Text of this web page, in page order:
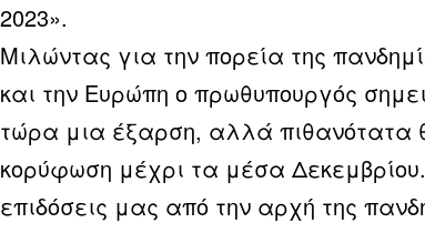
2023».
Μιλώντας για την πορεία της
και την Ευρώπη ο πρωθυπουργός
τώρα μια έξαρση, αλλά πιθανότατα
κορύφωση μέχρι τα μέσα Δεκεμβρίου.
επιδόσεις μας από την αρχή της